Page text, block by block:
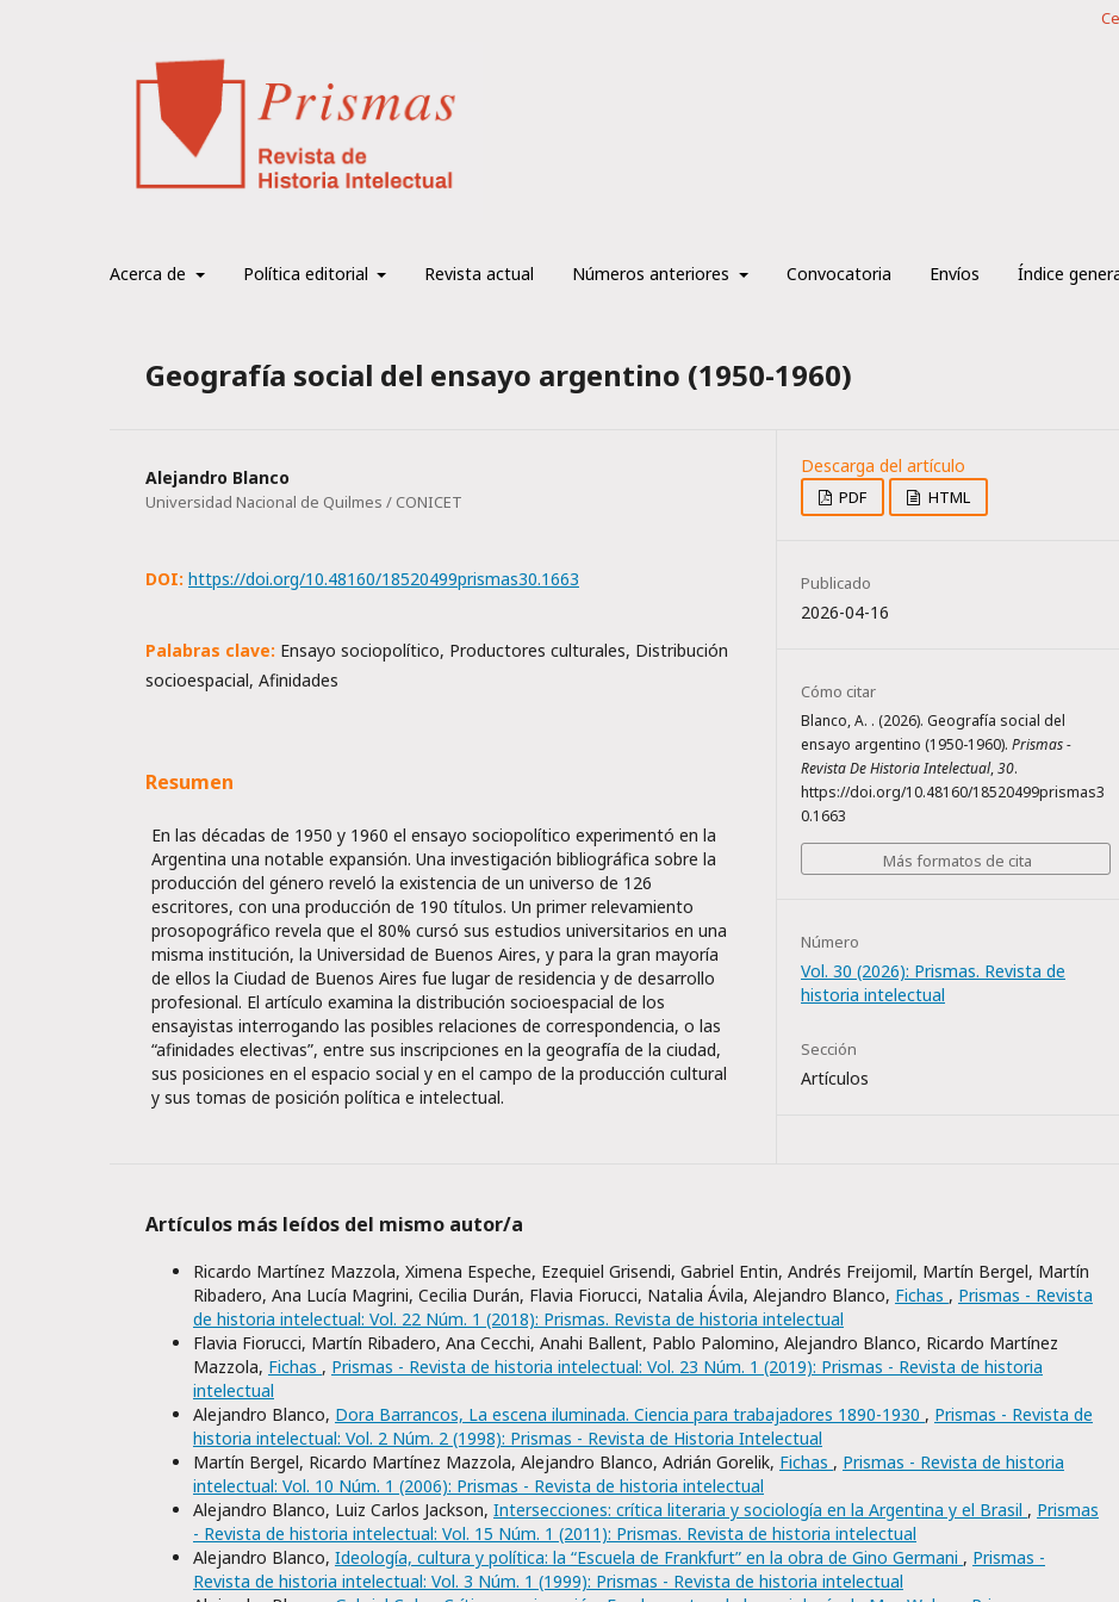
Acerca de Política editorial Revista actual Números anteriores Convocatoria Envíos Índice
Geografía social del ensayo argentino (1950-1960)
Alejandro Blanco
Universidad Nacional de Quilmes / CONICET
DOI: https://doi.org/10.48160/18520499prismas30.1663
Palabras clave: Ensayo sociopolítico, Productores culturales, Distribución
socioespacial, Afinidades
Resumen
En las décadas de 1950 y 1960 el ensayo sociopolítico experimentó en la
Argentina una notable expansión. Una investigación bibliográfica sobre la
producción del género reveló la existencia de un universo de 126
escritores, con una producción de 190 títulos. Un primer relevamiento
prosopográfico revela que el 80% cursó sus estudios universitarios en una
misma institución, la Universidad de Buenos Aires, y para la gran mayoría
de ellos la Ciudad de Buenos Aires fue lugar de residencia y de desarrollo
profesional. El artículo examina la distribución socioespacial de los
ensayistas interrogando las posibles relaciones de correspondencia, o las
“afinidades electivas”, entre sus inscripciones en la geografía de la ciudad,
sus posiciones en el espacio social y en el campo de la producción cultural
y sus tomas de posición política e intelectual.
PDF HTML
Publicado
2026-04-16
Cómo citar
Blanco, A. . (2026). Geografía social del
ensayo argentino (1950-1960). Prismas -
Revista De Historia Intelectual,30.
https://doi.org/10.48160/18520499prismas3
0.1663
Más formatos de cita
Número
Vol. 30 (2026): Prismas. Revista de
historia intelectual
Sección
Artículos
Artículos más leídos del mismo autor/a
Ricardo Martínez Mazzola, Ximena Espeche, Ezequiel Grisendi, Gabriel Entin, Andrés Freijomil, Martín Bergel, Martín
Ribadero, Ana Lucía Magrini, Cecilia Durán, Flavia Fiorucci, Natalia Ávila, Alejandro Blanco, Fichas , Prismas - Revista
de historia intelectual: Vol. 22 Núm. 1 (2018): Prismas. Revista de historia intelectual
Flavia Fiorucci, Martín Ribadero, Ana Cecchi, Anahi Ballent, Pablo Palomino, Alejandro Blanco, Ricardo Martínez
Mazzola, Fichas , Prismas - Revista de historia intelectual: Vol. 23 Núm. 1 (2019): Prismas - Revista de historia
intelectual
Alejandro Blanco, Dora Barrancos, La escena iluminada. Ciencia para trabajadores 1890-1930 , Prismas - Revista de
historia intelectual: Vol. 2 Núm. 2 (1998): Prismas - Revista de Historia Intelectual
Martín Bergel, Ricardo Martínez Mazzola, Alejandro Blanco, Adrián Gorelik, Fichas , Prismas - Revista de historia
intelectual: Vol. 10 Núm. 1 (2006): Prismas - Revista de historia intelectual
Alejandro Blanco, Luiz Carlos Jackson, Intersecciones: crítica literaria y sociología en la Argentina y el Brasil , Prismas
- Revista de historia intelectual: Vol. 15 Núm. 1 (2011): Prismas. Revista de historia intelectual
Alejandro Blanco, Ideología, cultura y política: la “Escuela de Frankfurt” en la obra de Gino Germani , Prismas -
Revista de historia intelectual: Vol. 3 Núm. 1 (1999): Prismas - Revista de historia intelectual